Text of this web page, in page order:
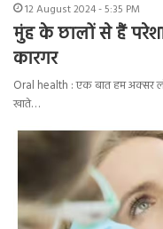
12 August 2024 - 5:35 PM
मुंह के छालों से हैं
कारगर
Oral health : एक बात हम अक्सर
खाते…